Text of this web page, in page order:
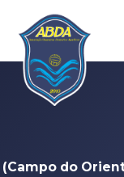
(Campo do